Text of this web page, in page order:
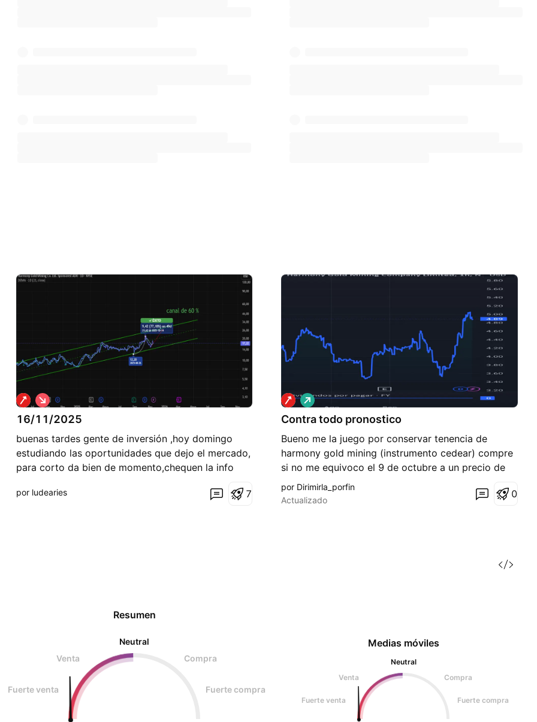
16/11/2025
buenas tardes gente de inversión ,hoy domingo
estudiando las oportunidades que dejo el mercado,
para corto da bien de momento,chequen la info
C
o
r
o
por ludearies 7
Contra todo pronostico
Bueno me la juego por conservar tenencia de
harmony gold mining (instrumento cedear) compre
si no me equivoco el 9 de octubre a un precio de
3,350$ ars. Ayer llegó a su máximo de 4,900 $
aprox. Ganancia entorno al 41% en pesos en menos
L
a
r
o
por Dirimirla_porfin
Actualizado
0
Resumen
Neutral
Venta
Compra
Fuerte venta Fuerte compra
Medias móviles
Neutral
Venta
Compra
Fuerte venta Fuerte compra